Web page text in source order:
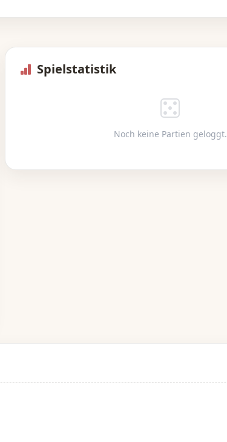
und Regelverstöße
eigen ist. Der Spieler,
beobachtet und die
Spielstatistik
Noch keine Partien geloggt.